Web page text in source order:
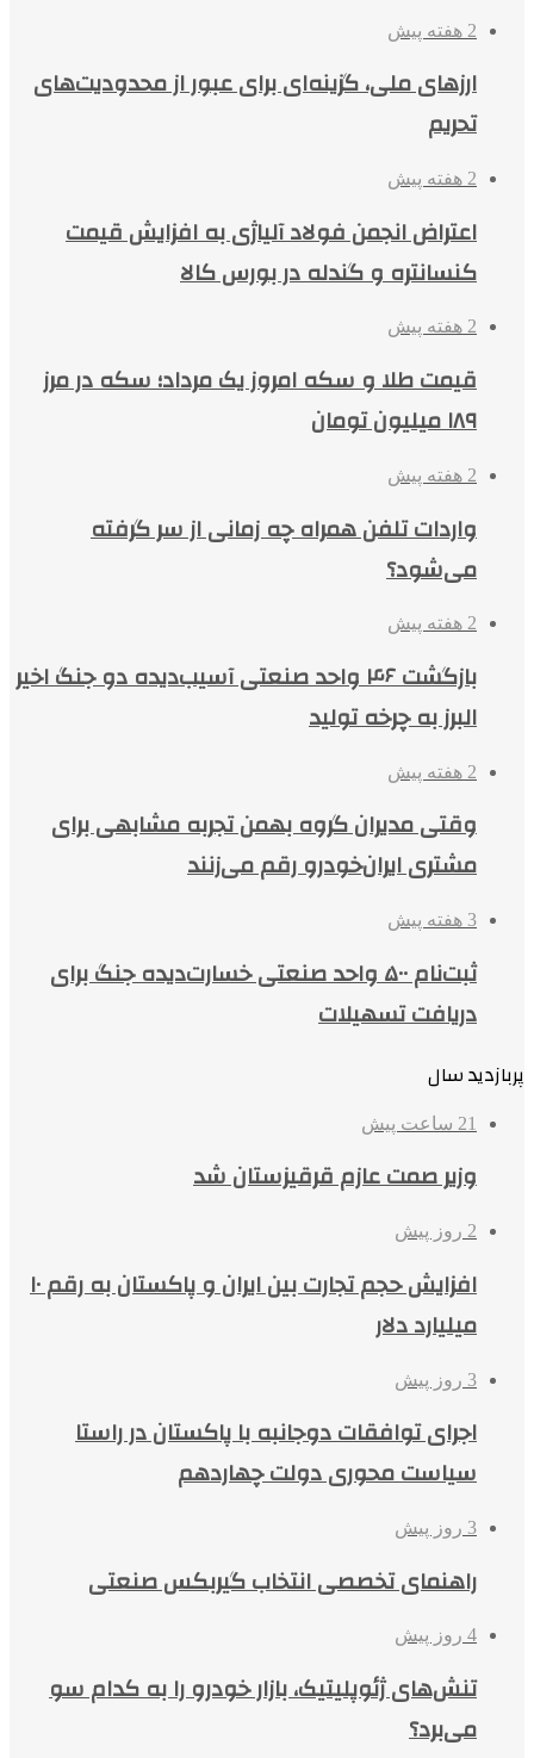
2 هفته پیش
ارزهای ملی، گزینه‌ای برای عبور از محدودیت‌های
تحریم
2 هفته پیش
اعتراض انجمن فولاد آلیاژی به افزایش قیمت
کنسانتره و گندله در بورس کالا
2 هفته پیش
قیمت طلا و سکه امروز یک مرداد؛ سکه در مرز
۱۸۹ میلیون تومان
2 هفته پیش
واردات تلفن همراه چه زمانی از سر گرفته
می‌شود؟
2 هفته پیش
بازگشت ۴۶ واحد صنعتی آسیب‌دیده دو جنگ اخیر
البرز به چرخه تولید
2 هفته پیش
وقتی مدیران گروه بهمن تجربه مشابهی برای
مشتری ایران‌خودرو رقم می‌زنند
3 هفته پیش
ثبت‌نام ۵۰۰ واحد صنعتی خسارت‌دیده جنگ برای
دریافت تسهیلات
پربازدید سال
21 ساعت پیش
وزیر صمت عازم قرقیزستان شد
2 روز پیش
افزایش حجم تجارت بین ایران و پاکستان به رقم ۱۰
میلیارد دلار
3 روز پیش
اجرای توافقات دوجانبه با پاکستان در راستا
سیاست محوری دولت چهاردهم
3 روز پیش
راهنمای تخصصی انتخاب گیربکس صنعتی
4 روز پیش
تنش‌های ژئوپلیتیک، بازار خودرو را به کدام سو
می‌برد؟